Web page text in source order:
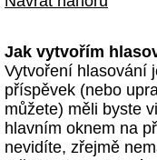
Jak vytvořím
Vytvoření hlasování
příspěvek (nebo
můžete) měli byste
hlavním oknem na
nevidíte, zřejmě